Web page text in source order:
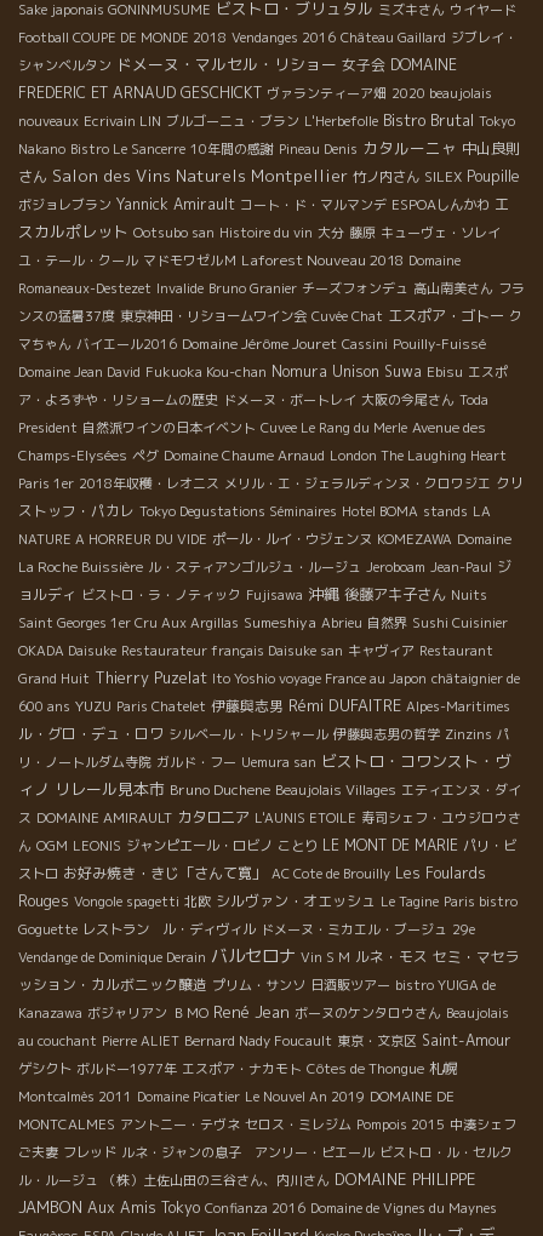
Sake japonais GONINMUSUME ビストロ・ブリュタル ミズキさん ウイヤード
Football COUPE DE MONDE 2018 Vendanges 2016 Château Gaillard ジブレイ・
シャンベルタン ドメーヌ・マルセル・リショー 女子会 DOMAINE
FREDERIC ET ARNAUD GESCHICKT ヴァランティーア畑 2020 beaujolais
nouveaux Ecrivain LIN ブルゴーニュ・ブラン L'Herbefolle Bistro Brutal Tokyo
Nakano Bistro Le Sancerre 10年間の感謝 Pineau Denis カタルーニャ 中山良則
さん Salon des Vins Naturels Montpellier 竹ノ内さん SILEX Poupille
ボジョレブラン Yannick Amirault コート・ド・マルマンデ ESPOAしんかわ エ
スカルポレット Ootsubo san Histoire du vin 大分 藤原 キューヴェ・ソレイ
ユ・テール・クール マドモワゼルＭ Laforest Nouveau 2018 Domaine
Romaneaux-Destezet Invalide Bruno Granier チーズフォンデュ 高山南美さん フラ
ンスの猛暑37度 東京神田・リショームワイン会 Cuvée Chat エスポア・ゴトー ク
マちゃん バイエール2016 Domaine Jérôme Jouret Cassini Pouilly-Fuissé
Domaine Jean David Fukuoka Kou-chan Nomura Unison Suwa Ebisu エスポ
ア・よろずや・リショームの歴史 ドメーヌ・ボートレイ 大阪の今尾さん Toda
President 自然派ワインの日本イベント Cuvee Le Rang du Merle Avenue des
Champs-Elysées ペグ Domaine Chaume Arnaud London The Laughing Heart
Paris 1er 2018年収穫・レオニス メリル・エ・ジェラルディンヌ・クロワジエ クリ
ストッフ・パカレ Tokyo Degustations Séminaires Hotel BOMA stands LA
NATURE A HORREUR DU VIDE ポール・ルイ・ウジェンヌ KOMEZAWA Domaine
La Roche Buissière ル・スティアンゴルジュ・ルージュ Jeroboam Jean-Paul ジ
ョルディ ビストロ・ラ・ノティック Fujisawa 沖縄 後藤アキ子さん Nuits
Saint Georges 1er Cru Aux Argillas Sumeshiya Abrieu 自然界 Sushi Cuisinier
OKADA Daisuke Restaurateur français Daisuke san キャヴィア Restaurant
Grand Huit Thierry Puzelat Ito Yoshio voyage France au Japon châtaignier de
600 ans YUZU Paris Chatelet 伊藤與志男 Rémi DUFAITRE Alpes-Maritimes
ル・グロ・デュ・ロワ シルベール・トリシャール 伊藤與志男の哲学 Zinzins パ
リ・ノートルダム寺院 ガルド・フー Uemura san ビストロ・コワンスト・ヴ
ィノ リレール見本市 Bruno Duchene Beaujolais Villages エティエンヌ・ダイ
ス DOMAINE AMIRAULT カタロニア L'AUNIS ETOILE 寿司シェフ・ユウジロウさ
ん OGM LEONIS ジャンピエール・ロビノ ことり LE MONT DE MARIE パリ・ビ
ストロ お好み焼き・きじ「さんて寛」 AC Cote de Brouilly Les Foulards
Rouges Vongole spagetti 北欧 シルヴァン・オエッシュ Le Tagine Paris bistro
Goguette レストラン ル・ディヴィル ドメーヌ・ミカエル・ブージュ 29e
Vendange de Dominique Derain バルセロナ Vin S M ルネ・モス セミ・マセラ
ッション・カルボニック醸造 プリム・サンソ 日酒販ツアー bistro YUIGA de
Kanazawa ボジャリアン ＢＭО René Jean ボーヌのケンタロウさん Beaujolais
au couchant Pierre ALIET Bernard Nady Foucault 東京・文京区 Saint-Amour
ゲシクト ボルドー1977年 エスポア・ナカモト Côtes de Thongue 札幌
Montcalmès 2011 Domaine Picatier Le Nouvel An 2019 DOMAINE DE
MONTCALMES アントニー・テヴネ セロス・ミレジム Pompois 2015 中湊シェフ
ご夫妻 フレッド ルネ・ジャンの息子 アンリー・ピエール ビストロ・ル・セルク
ル・ルージュ
（株）土佐山田の三谷さん、内川さん DOMAINE PHILIPPE
JAMBON Aux Amis Tokyo Confianza 2016 Domaine de Vignes du Maynes